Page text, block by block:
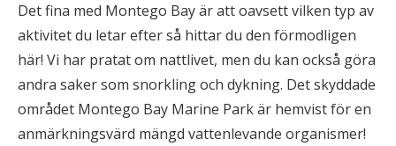
Det fina med Montego Bay är att oavsett vilken typ av
aktivitet du letar efter så hittar du den förmodligen
här! Vi har pratat om nattlivet, men du kan också göra
andra saker som snorkling och dykning. Det skyddade
området Montego Bay Marine Park är hemvist för en
anmärkningsvärd mängd vattenlevande organismer!